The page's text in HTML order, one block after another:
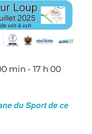
min - 17 h 00
du Sport de ce